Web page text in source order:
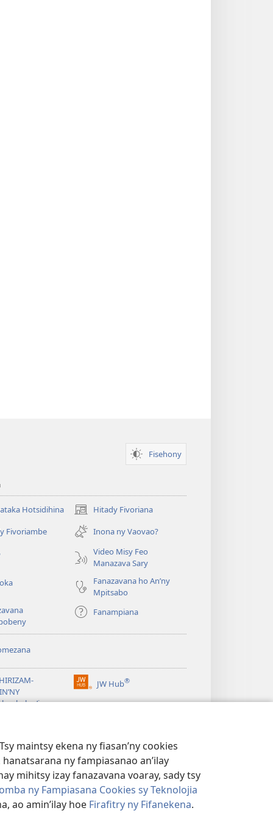
maintsy ekena ny fiasan’ny cookies
ny fampiasanao an’ilay
mihitsy izay fanazavana voaray, sady tsy
ny Fampiasana Cookies sy Teknolojia
ao amin’ilay hoe Firafitry ny Fifanekena.
Fisehony
Hotsidihina Hitady Fivoriana
(manokatra
rohy)
Fivoriambe
Inona ny Vaovao?
Video Misy Feo
Manazava Sary
Fanazavana ho An’ny
Mpitsabo
Fanampiana
JW Hub®
(manokatra
rohy)
|FIRAFITRY NY FIFANEKENA